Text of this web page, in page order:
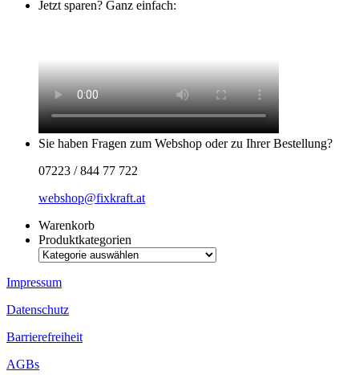
Jetzt sparen? Ganz einfach:
Sie haben Fragen zum Webshop oder zu Ihrer Bestellung?
07223 / 844 77 722
webshop@fixkraft.at
Warenkorb
Produktkategorien
Impressum
Datenschutz
Barrierefreiheit
AGBs